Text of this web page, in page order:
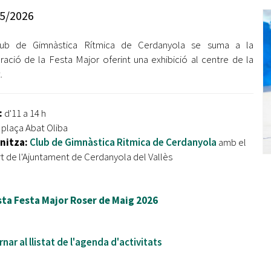
jove 2026
Cerdanyola opta a més de 5 milions d'euros del Pla de
Barris per transformar les Fontetes, Quatre Cantons i
l'entorn de l'avinguda Catalunya
tret de sortida al festival
L’Ajuntament reparteix ulleres gratuïtes per veure
l'eclipsi solar
2026
de Gimnàstica Rítmica de Cerdanyola se suma a la
de la Festa Major oferint una exhibició al centre de la
d'11 a 14 h
plaça Abat Oliba
Club de Gimnàstica Ritmica de Cerdanyola amb el
de l'Ajuntament de Cerdanyola del Vallès
Festa Major Roser de Maig 2026
al llistat de l'agenda d'activitats